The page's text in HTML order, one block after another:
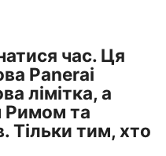
час. Ця
Panerai
лімітка, а
Римом та
Тільки тим, хто